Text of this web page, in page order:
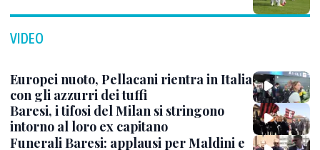
VIDEO
Europei nuoto, Pellacani rientra in Italia
con gli azzurri dei tuffi
Baresi, i tifosi del Milan si stringono
intorno al loro ex capitano
Funerali Baresi: applausi per Maldini e